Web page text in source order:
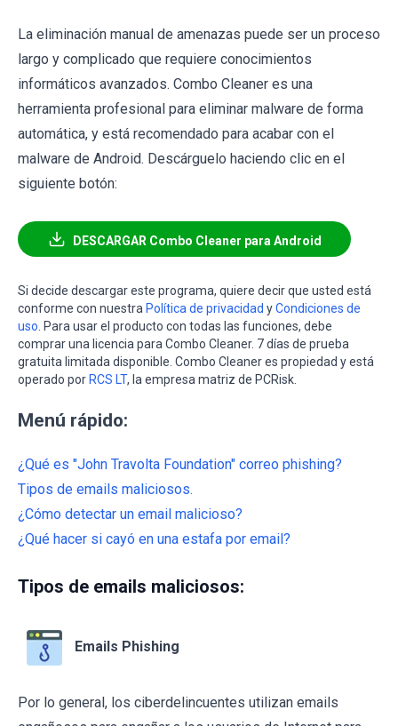
La eliminación manual de amenazas puede ser un proceso
largo y complicado que requiere conocimientos
informáticos avanzados. Combo Cleaner es una
herramienta profesional para eliminar malware de forma
automática, y está recomendado para acabar con el
malware de Android. Descárguelo haciendo clic en el
siguiente botón:
DESCARGAR Combo Cleaner para Android
Si decide descargar este programa, quiere decir que usted está
conforme con nuestra Política de privacidad yCondiciones de
uso . Para usar el producto con todas las funciones, debe
comprar una licencia para Combo Cleaner. 7 días de prueba
gratuita limitada disponible. Combo Cleaner es propiedad y está
operado por RCS LT, la empresa matriz de PCRisk.
Menú rápido:
¿Qué es "John Travolta Foundation" correo phishing?
Tipos de emails maliciosos.
¿Cómo detectar un email malicioso?
¿Qué hacer si cayó en una estafa por email?
Tipos de emails maliciosos:
Emails Phishing
Por lo general, los ciberdelincuentes utilizan emails